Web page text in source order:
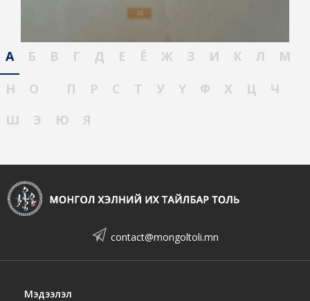
А Б В Г Д Е Ё Ж З И К Л
М
Н
О П Р С Т У Ү Ф Х Ц
Ч
Ш
Э Ю Я
contact@mongoltoli.mn
Мэдээлэл